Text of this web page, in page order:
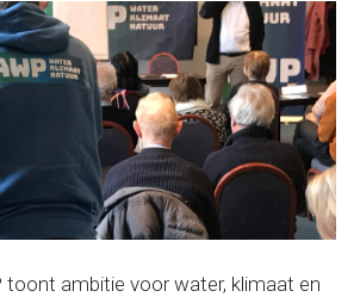
toont ambitie voor water, klimaat en